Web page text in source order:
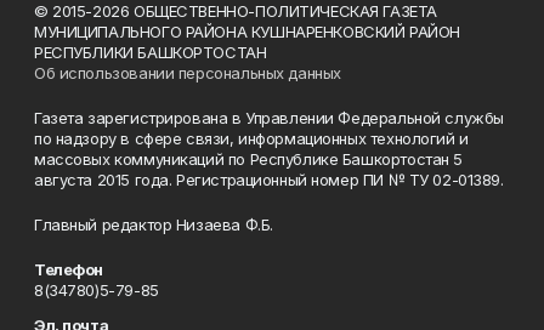
© 2015-2026 ОБЩЕСТВЕННО-ПОЛИТИЧЕСКАЯ ГАЗЕТА
МУНИЦИПАЛЬНОГО РАЙОНА КУШНАРЕНКОВСКИЙ РАЙОН
РЕСПУБЛИКИ БАШКОРТОСТАН
Об использовании персональных данных
Газета зарегистрирована в Управлении Федеральной службы
по надзору в сфере связи, информационных технологий и
массовых коммуникаций по Республике Башкортостан 5
августа 2015 года. Регистрационный номер ПИ № ТУ 02-01389.
Главный редактор Низаева Ф.Б.
Телефон
8(34780)5-79-85
Эл. почта